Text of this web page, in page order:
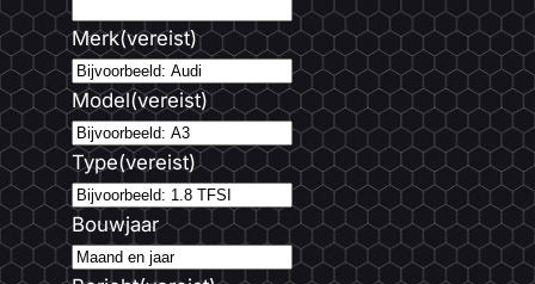
Merk(vereist)
Model(vereist)
Type(vereist)
Bouwjaar